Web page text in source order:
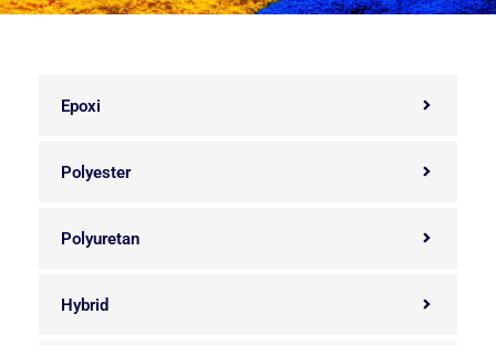
Epoxi
Polyester
Polyuretan
Hybrid